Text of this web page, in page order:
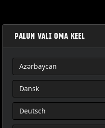
SET MET DRAADBOOM
PALUN VALI OMA KEEL
Azərbaycan
Dansk
Deutsch